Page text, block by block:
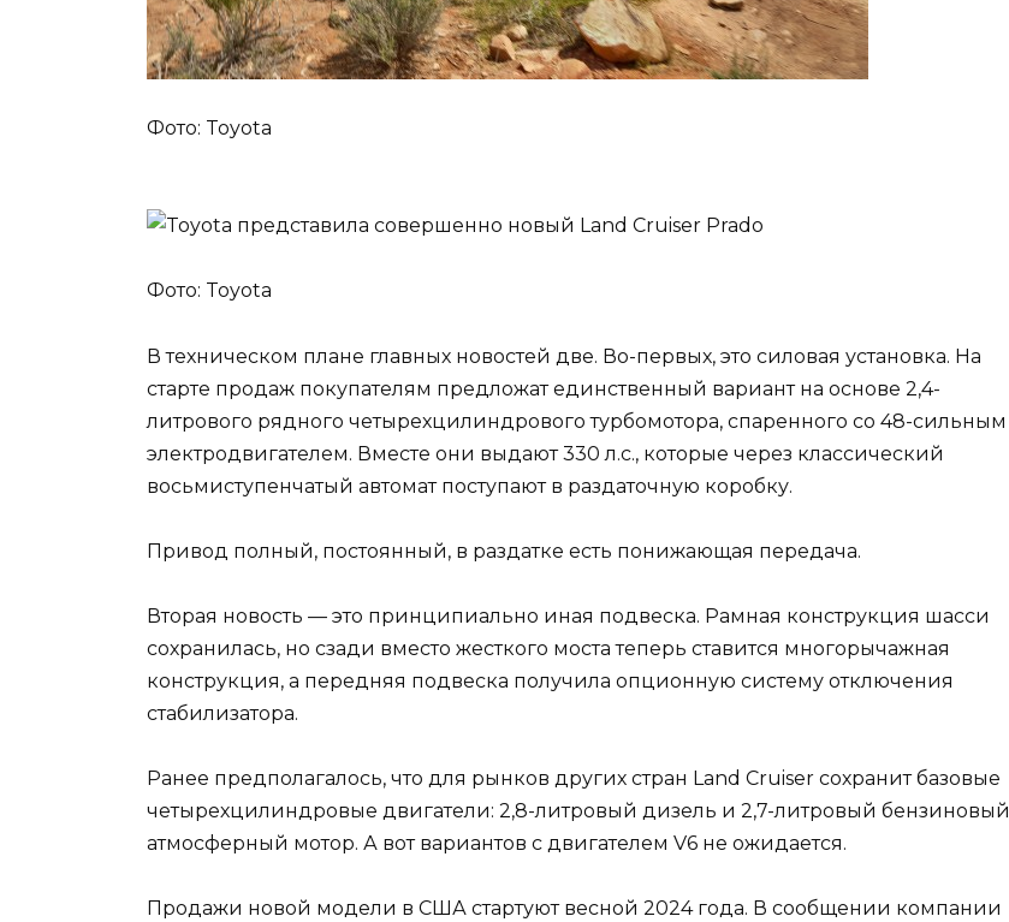
Фото: Toyota
Фото: Toyota
В техническом плане главных новостей две. Во-первых, это силовая установка. На
старте продаж покупателям предложат единственный вариант на основе 2,4-
литрового рядного четырехцилиндрового турбомотора, спаренного со 48-сильным
электродвигателем. Вместе они выдают 330 л.с., которые через классический
восьмиступенчатый автомат поступают в раздаточную коробку.
Привод полный, постоянный, в раздатке есть понижающая передача.
Вторая новость — это принципиально иная подвеска. Рамная конструкция шасси
сохранилась, но сзади вместо жесткого моста теперь ставится многорычажная
конструкция, а передняя подвеска получила опционную систему отключения
стабилизатора.
Ранее предполагалось, что для рынков других стран Land Cruiser сохранит базовые
четырехцилиндровые двигатели: 2,8-литровый дизель и 2,7-литровый бензиновый
атмосферный мотор. А вот вариантов с двигателем V6 не ожидается.
Продажи новой модели в США стартуют весной 2024 года. В сообщении компании